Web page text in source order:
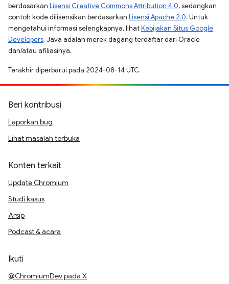
berdasarkan Lisensi Creative Commons Attribution 4.0, sedangkan
contoh kode dilisensikan berdasarkan Lisensi Apache 2.0. Untuk
mengetahui informasi selengkapnya, lihatKebijakan Situs Google
Developers. Java adalah merek dagang terdaftar dari Oracle
dan/atau afiliasinya.
Terakhir diperbarui pada 2024-08-14 UTC.
Beri kontribusi
Laporkan bug
Lihat masalah terbuka
Konten terkait
Update Chromium
Studi kasus
Arsip
Podcast & acara
Ikuti
@ChromiumDev pada X